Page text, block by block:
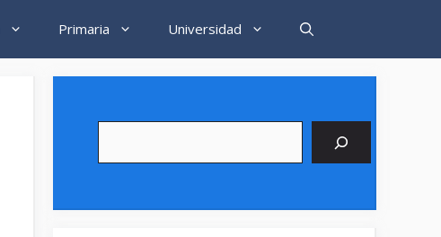
Primaria Universidad